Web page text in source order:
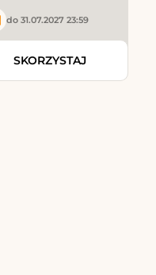
do 31.07.2027 23:59
SKORZYSTAJ